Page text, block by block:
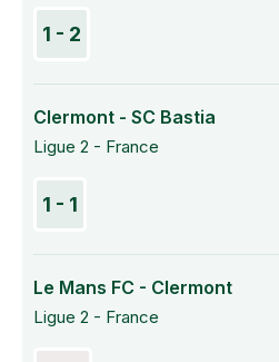
1 - 2
Clermont - SC Bastia
Ligue 2 - France
1 - 1
Le Mans FC - Clermont
Ligue 2 - France